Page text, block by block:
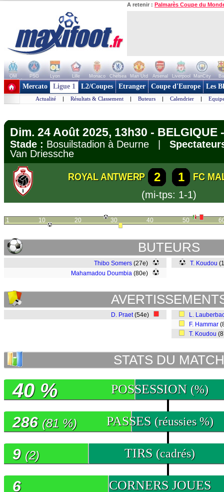
A retenir : Palmarès Coupe du
OM PSG Lyon Lille Monaco Chelsea Man Utd Arsenal Liverpool ManCity
+ de clubs
Mercato Ligue 1 L2/Coupes Etranger Coupe d'Europe Les
Actualité | Résultats & Classement | Buteurs | Calendrier |
Dim. 24 Août 2025, 13h30 -
Stade : Bosuilstadion à Deurne |
Van Driessche
ROYAL ANTWERP 2 1
FC
(mi-tps: 1-1)
1 10 20 30 40 50
BUTEURS
Thibo Somers (27e)
Mahamadou Doumbia (80e)
T. Koudou
D. Praet(54e)
L.
F. Hammar
T. Koudou
STATS DU MATCH
POSSESSION (%)
40 %
PASSES (réussies %)
286 (81 %)
TIRS (cadrés)
9 (2)
CORNERS JOUES
6